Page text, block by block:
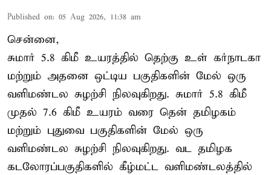
Published on: 05 Aug 2026, 11:38 am
சென்னை,
சுமார் 5.8 கிமீ உயரத்தில் தெற்கு உள் கர்நாடகா
மற்றும் அதனை ஒட்டிய பகுதிகளின் மேல் ஒரு
வளிமண்டல சுழற்சி நிலவுகிறது. சுமார் 5.8 கிமீ
முதல் 7.6 கிமீ உயரம் வரை தென் தமிழகம்
மற்றும் புதுவை பகுதிகளின் மேல் ஒரு
வளிமண்டல சுழற்சி நிலவுகிறது. வட தமிழக
கடலோரப்பகுதிகளில் கீழ்மட்ட வளிமண்டலத்தில்